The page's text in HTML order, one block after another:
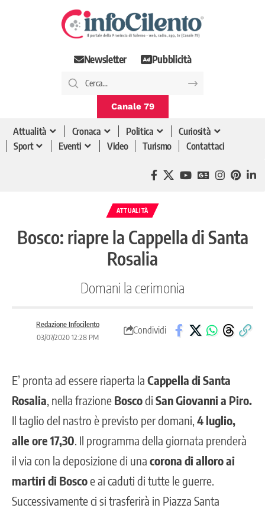
Newsletter Pubblicità
Canale 79
Attualità Cronaca Politica
Curiosità
Sport
Eventi Video Turismo Contattaci
ATTUALITÀ
Bosco: riapre la Cappella di Santa
Rosalia
Domani la cerimonia
Redazione Infocilento
03/07/2020 12:28 PM
Condividi
E’ pronta ad essere riaperta la Cappella di Santa
Rosalia , nella frazione Boscodi San Giovanni a Piro.
Il taglio del nastro è previsto per domani, 4 luglio,
alle ore 17,30 . Il programma della giornata prenderà
il via con la deposizione di una corona di alloro ai
martiri di Boscoe ai caduti di tutte le guerre.
Successivamente ci si trasferirà in Piazza Santa